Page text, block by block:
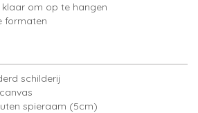
om op te hangen
formaten
schilderij
spieraam (5cm)